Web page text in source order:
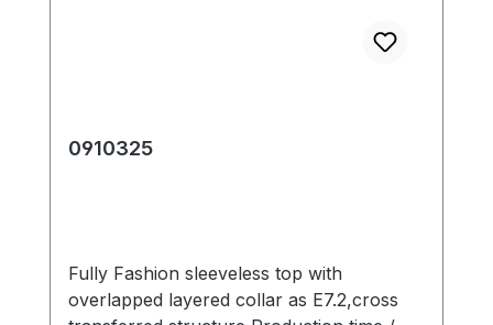
0910325
Fully Fashion sleeveless top with
overlapped layered collar as E7.2,cross